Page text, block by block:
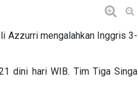
Azzurri mengalahkan Inggris 3-
dini hari WIB. Tim Tiga Singa